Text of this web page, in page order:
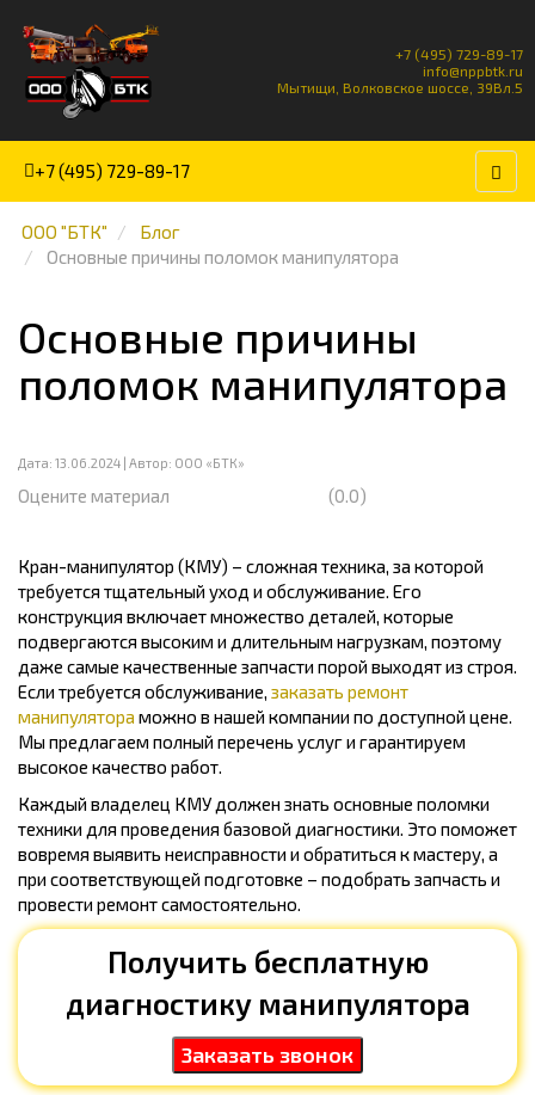
+7 (495) 729-89-17
info@nppbtk.ru
Мытищи, Волковское шоссе, 39Вл.5
+7 (495) 729-89-17
ООО "БТК"
Блог
Основные причины поломок манипулятора
Основные причины
поломок манипулятора
Дата: 13.06.2024 | Автор: ООО «БТК»
Оцените материал (0.0)
Кран-манипулятор (КМУ) – сложная техника, за которой
требуется тщательный уход и обслуживание. Его
конструкция включает множество деталей, которые
подвергаются высоким и длительным нагрузкам, поэтому
даже самые качественные запчасти порой выходят из строя.
Если требуется обслуживание, заказать ремонт
манипулятора можно в нашей компании по доступной цене.
Мы предлагаем полный перечень услуг и гарантируем
высокое качество работ.
Каждый владелец КМУ должен знать основные поломки
техники для проведения базовой диагностики. Это поможет
вовремя выявить неисправности и обратиться к мастеру, а
при соответствующей подготовке – подобрать запчасть и
провести ремонт самостоятельно.
Получить бесплатную
диагностику манипулятора